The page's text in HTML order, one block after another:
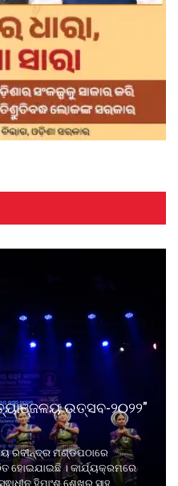
ଉତ୍ସବ-୨୦୨୨"
ରବୀନ୍ଦ୍ର ମଣ୍ଡପଠାରେ
ହୋଇଯାଇଛି । କାର୍ଯ୍ୟକ୍ରମରେ
ହିମାଂଶୁ ଶେଖର ସାହୁ,